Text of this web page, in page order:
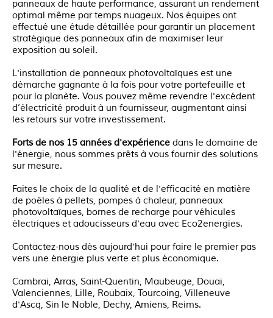
panneaux de haute performance, assurant un rendement
optimal même par temps nuageux. Nos équipes ont
effectué une étude détaillée pour garantir un placement
stratégique des panneaux afin de maximiser leur
exposition au soleil.
L'installation de panneaux photovoltaïques est une
démarche gagnante à la fois pour votre portefeuille et
pour la planète. Vous pouvez même revendre l'excédent
d’électricité produit à un fournisseur, augmentant ainsi
les retours sur votre investissement.
Forts de nos 15 années d'expérience dans le domaine de
l'énergie, nous sommes prêts à vous fournir des solutions
sur mesure.
Faites le choix de la qualité et de l'efficacité en matière
de poêles à pellets, pompes à chaleur, panneaux
photovoltaïques, bornes de recharge pour véhicules
électriques et adoucisseurs d'eau avec Eco2energies.
Contactez-nous dès aujourd'hui pour faire le premier pas
vers une énergie plus verte et plus économique.
Cambrai, Arras, Saint-Quentin, Maubeuge, Douai,
Valenciennes, Lille, Roubaix, Tourcoing, Villeneuve
d'Ascq, Sin le Noble, Dechy, Amiens, Reims.